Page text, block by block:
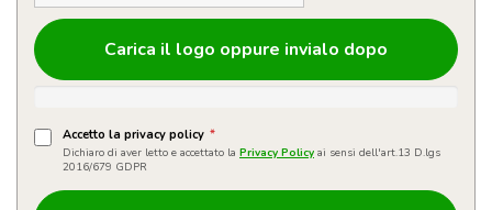
Carica il logo oppure invialo dopo
Accetto la privacy policy *
Dichiaro di aver letto e accettato la Privacy Policy ai sensi dell'art.13 D.lgs
2016/679 GDPR